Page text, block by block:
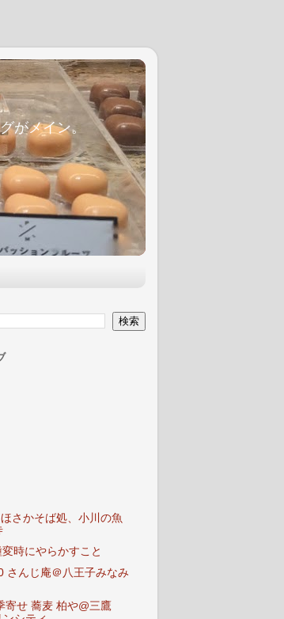
がメイン。
さかそば処、小川の魚
時にやらかすこと
さんじ庵＠八王子みなみ
寄せ 蕎麦 柏や@三鷹